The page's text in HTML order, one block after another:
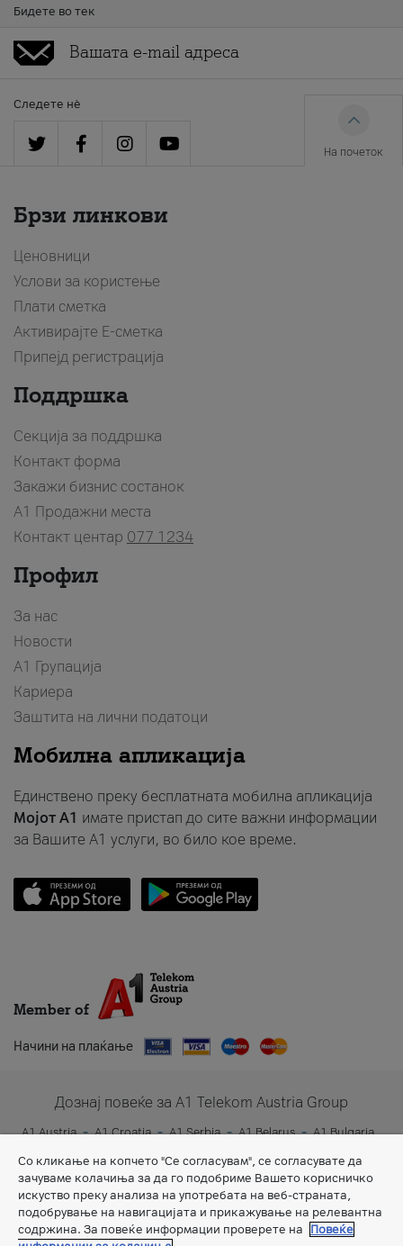
Бидете во тек
Следете нè
На почеток
Брзи линкови
Ценовници
Услови за користење
Плати сметка
Активирајте Е-сметка
Припејд регистрација
Поддршка
Секција за поддршка
Контакт форма
Закажи бизнис состанок
A1 Продажни места
Контакт центар 077 1234
Профил
За нас
Новости
А1 Групација
Кариера
Заштита на лични податоци
Мобилна апликација
Единствено преку бесплатната мобилна апликација
Мојот A1 имате пристап до сите важни информации
за Вашите A1 услуги, во било кое време.
Member of
Начини на плаќање
Дознај повеќе за A1 Telekom Austria Group
A1 Austria A1 Croatia A1 Serbia A1 Belarus
A1 Bulgaria
Со кликање на копчето "Се согласувам", се согласувате да
зачуваме колачиња за да го подобриме Вашето корисничко
искуство преку анализа на употребата на веб-страната,
подобрување на навигацијата и прикажување на релевантна
содржина. За повеќе информации проверете на
Повеќе